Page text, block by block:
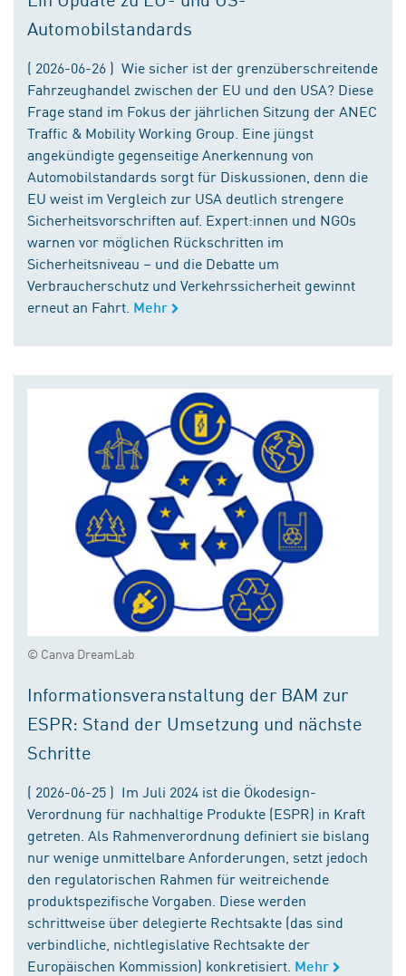
Automobilstandards
( 2026-06-26 ) Wie sicher ist der grenzüberschreitende
Fahrzeughandel zwischen der EU und den USA? Diese
Frage stand im Fokus der jährlichen Sitzung der ANEC
Traffic & Mobility Working Group. Eine jüngst
angekündigte gegenseitige Anerkennung von
Automobilstandards sorgt für Diskussionen, denn die
EU weist im Vergleich zur USA deutlich strengere
Sicherheitsvorschriften auf. Expert:innen und NGOs
warnen vor möglichen Rückschritten im
Sicherheitsniveau – und die Debatte um
Verbraucherschutz und Verkehrssicherheit gewinnt
erneut an Fahrt. Mehr
© Canva DreamLab
Informationsveranstaltung der BAM zur
ESPR: Stand der Umsetzung und nächste
Schritte
( 2026-06-25 ) Im Juli 2024 ist die Ökodesign-
Verordnung für nachhaltige Produkte (ESPR) in Kraft
getreten. Als Rahmenverordnung definiert sie bislang
nur wenige unmittelbare Anforderungen, setzt jedoch
den regulatorischen Rahmen für weitreichende
produktspezifische Vorgaben. Diese werden
schrittweise über delegierte Rechtsakte (das sind
verbindliche, nichtlegislative Rechtsakte der
Europäischen Kommission) konkretisiert. Mehr